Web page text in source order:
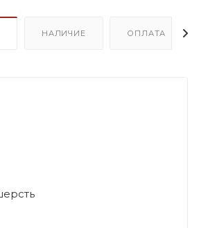
НАЛИЧИЕ ОПЛАТА